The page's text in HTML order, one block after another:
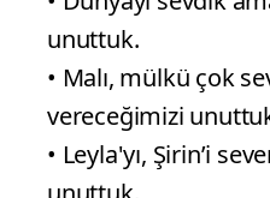
unuttuk.
• Malı, mülkü çok
vereceğimizi
• Leyla'yı, Şirin’i